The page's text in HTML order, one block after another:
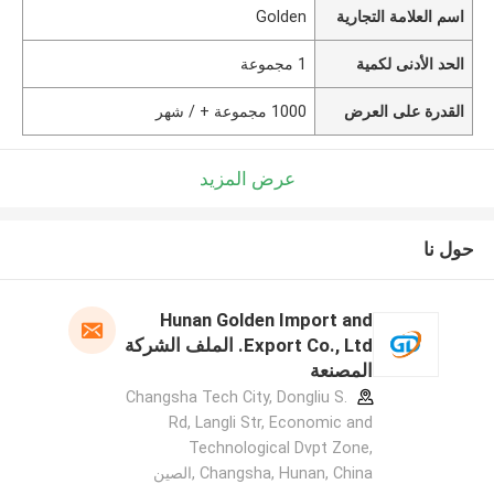
اسم العلامة التجارية Golden
الحد الأدنى لكمية 1 مجموعة
القدرة على العرض 1000 مجموعة + / شهر
عرض المزيد
حول نا
Hunan Golden Import and
Export Co., Ltd. الملف الشركة
المصنعة
Changsha Tech City, Dongliu S.
Rd, Langli Str, Economic and
Technological Dvpt Zone,
Changsha, Hunan, China ,الصين